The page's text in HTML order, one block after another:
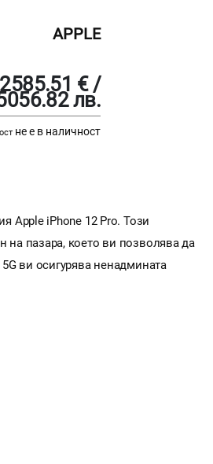
APPLE
2585.51 € /
лв.
не е в наличност
Apple iPhone 12 Pro. Този
на пазара, което ви позволява да
ви осигурява ненадмината